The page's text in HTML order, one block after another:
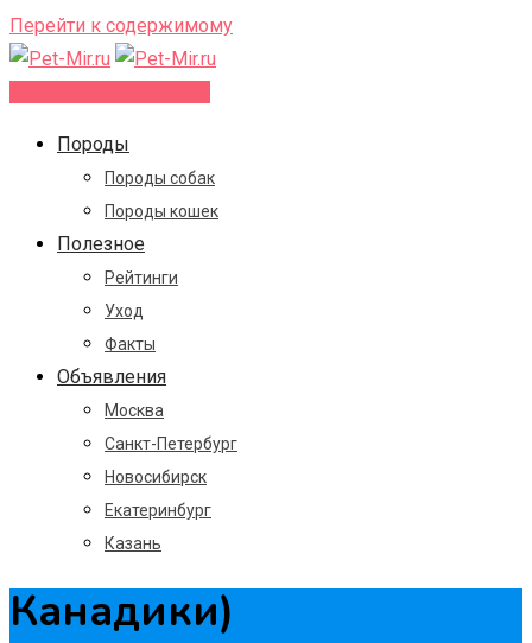
Перейти к содержимому
Породы
Породы собак
Породы кошек
Полезное
Рейтинги
Уход
Факты
Объявления
Москва
Санкт-Петербург
Новосибирск
Екатеринбург
Казань
Канадики)